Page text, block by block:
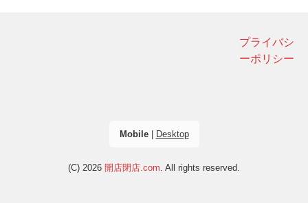
プライバシ
ーポリシー
Mobile| Desktop
(C) 2026 開店閉店.com . All rights reserved.